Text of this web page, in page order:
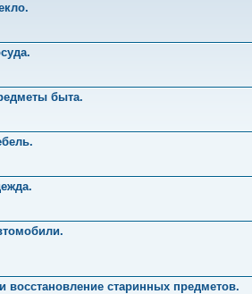
быта.
восстановление старинных предметов.